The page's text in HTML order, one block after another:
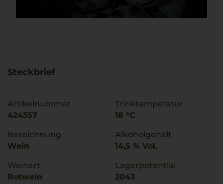
Steckbrief
Artikelnummer
424357
Bezeichnung
Wein
Weinart
Rotwein
Trinktemperatur
18 °C
Alkoholgehalt
14,5 % Vol.
Lagerpotential
2043